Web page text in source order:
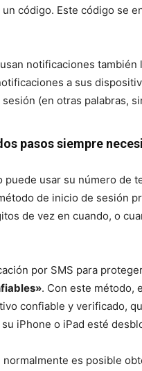
código. Este código se
notificaciones también
a sus
(en otras palabras,
pasos siempre
​​puede usar su número de
de inicio de sesión
de vez en cuando, o
por SMS para
. Con este método,
confiable y verificado,
iPhone o iPad esté
normalmente es posible